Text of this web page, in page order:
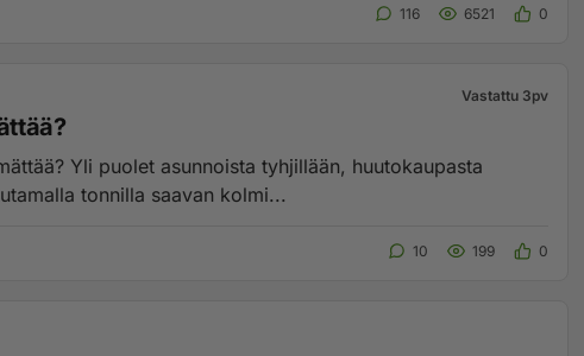
116 6521 0
Vastattu 3pv
Yli puolet asunnoista tyhjillään, huutokaupasta
tonnilla saavan kolmi...
10 199 0